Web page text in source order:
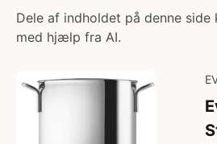
Dele af indholdet på denne
med hjælp fra AI.